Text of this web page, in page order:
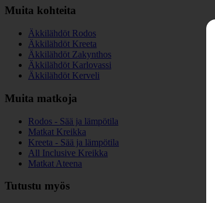
Muita kohteita
Äkkilähdöt Rodos
Äkkilähdöt Kreeta
Äkkilähdöt Zakynthos
Äkkilähdöt Karlovassi
Äkkilähdöt Kerveli
Muita matkoja
Rodos - Sää ja lämpötila
Matkat Kreikka
Kreeta - Sää ja lämpötila
All Inclusive Kreikka
Matkat Ateena
Tutustu myös